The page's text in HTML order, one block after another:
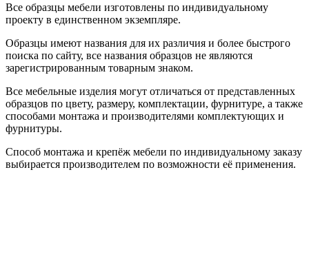
Все образцы мебели изготовлены по индивидуальному
проекту в единственном экземпляре.
Образцы имеют названия для их различия и более быстрого
поиска по сайту, все названия образцов не являются
зарегистрированным товарным знаком.
Все мебельные изделия могут отличаться от представленных
образцов по цвету, размеру, комплектации, фурнитуре, а также
способами монтажа и производителями комплектующих и
фурнитуры.
Способ монтажа и крепёж мебели по индивидуальному заказу
выбирается производителем по возможности её применения.